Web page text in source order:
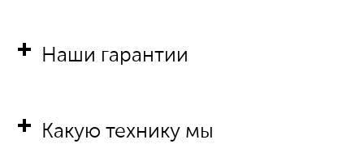
Наши гарантии
Какую технику мы